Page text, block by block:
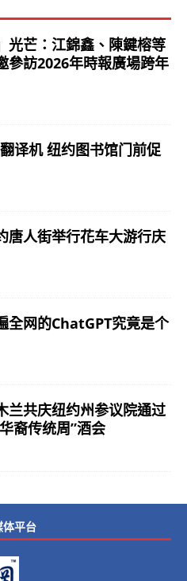
光芒：江錦鑫、陳鍵榕等
參訪2026年時報廣場跨年
译机 纽约图书馆门前促
唐人街举行花车大游行庆
全网的ChatGPT究竟是个
兰共庆纽约州参议院通过
裔传统周”酒会
体平台